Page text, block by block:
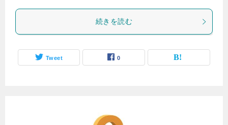
続きを読む
Tweet 0